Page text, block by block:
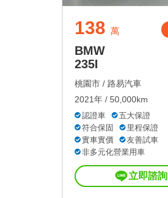
138 萬
BMW
235I
桃園市 / 路易汽車
2021年 / 50,000km
認證車
五大保證
符合保固
里程保證
實車實價
友善試車
非多元化營業用車
立即諮詢